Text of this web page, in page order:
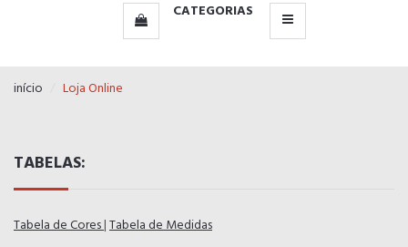
CATEGORIAS
início Loja Online
TABELAS:
Tabela de Cores|Tabela de Medidas